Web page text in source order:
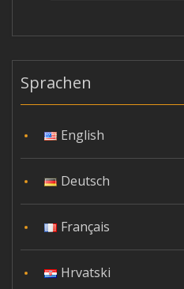
Sprachen
English
Deutsch
Français
Hrvatski